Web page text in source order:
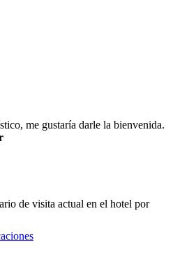
me gustaría darle la bienvenida.
de visita actual en el hotel por